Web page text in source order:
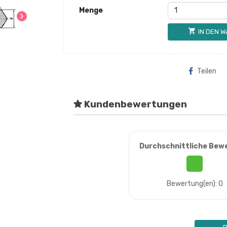
chevron_right
Menge
shopping_cart IN DEN
Teilen
Kundenbewertungen
Durchschnittliche
Bewertung(en): 0